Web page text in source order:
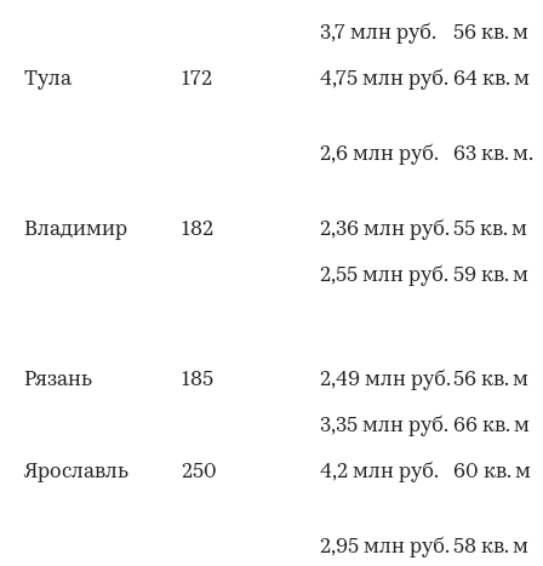
3,7 млн руб. 56 кв. м
Тула 172 4,75 млн руб. 64 кв. м
2,6 млн руб. 63 кв. м.
Владимир 182 2,36 млн руб. 55 кв. м
2,55 млн руб. 59 кв. м
Рязань 185 2,49 млн руб.56 кв. м
3,35 млн руб. 66 кв. м
Ярославль 250 4,2 млн руб. 60 кв. м
2,95 млн руб. 58 кв. м